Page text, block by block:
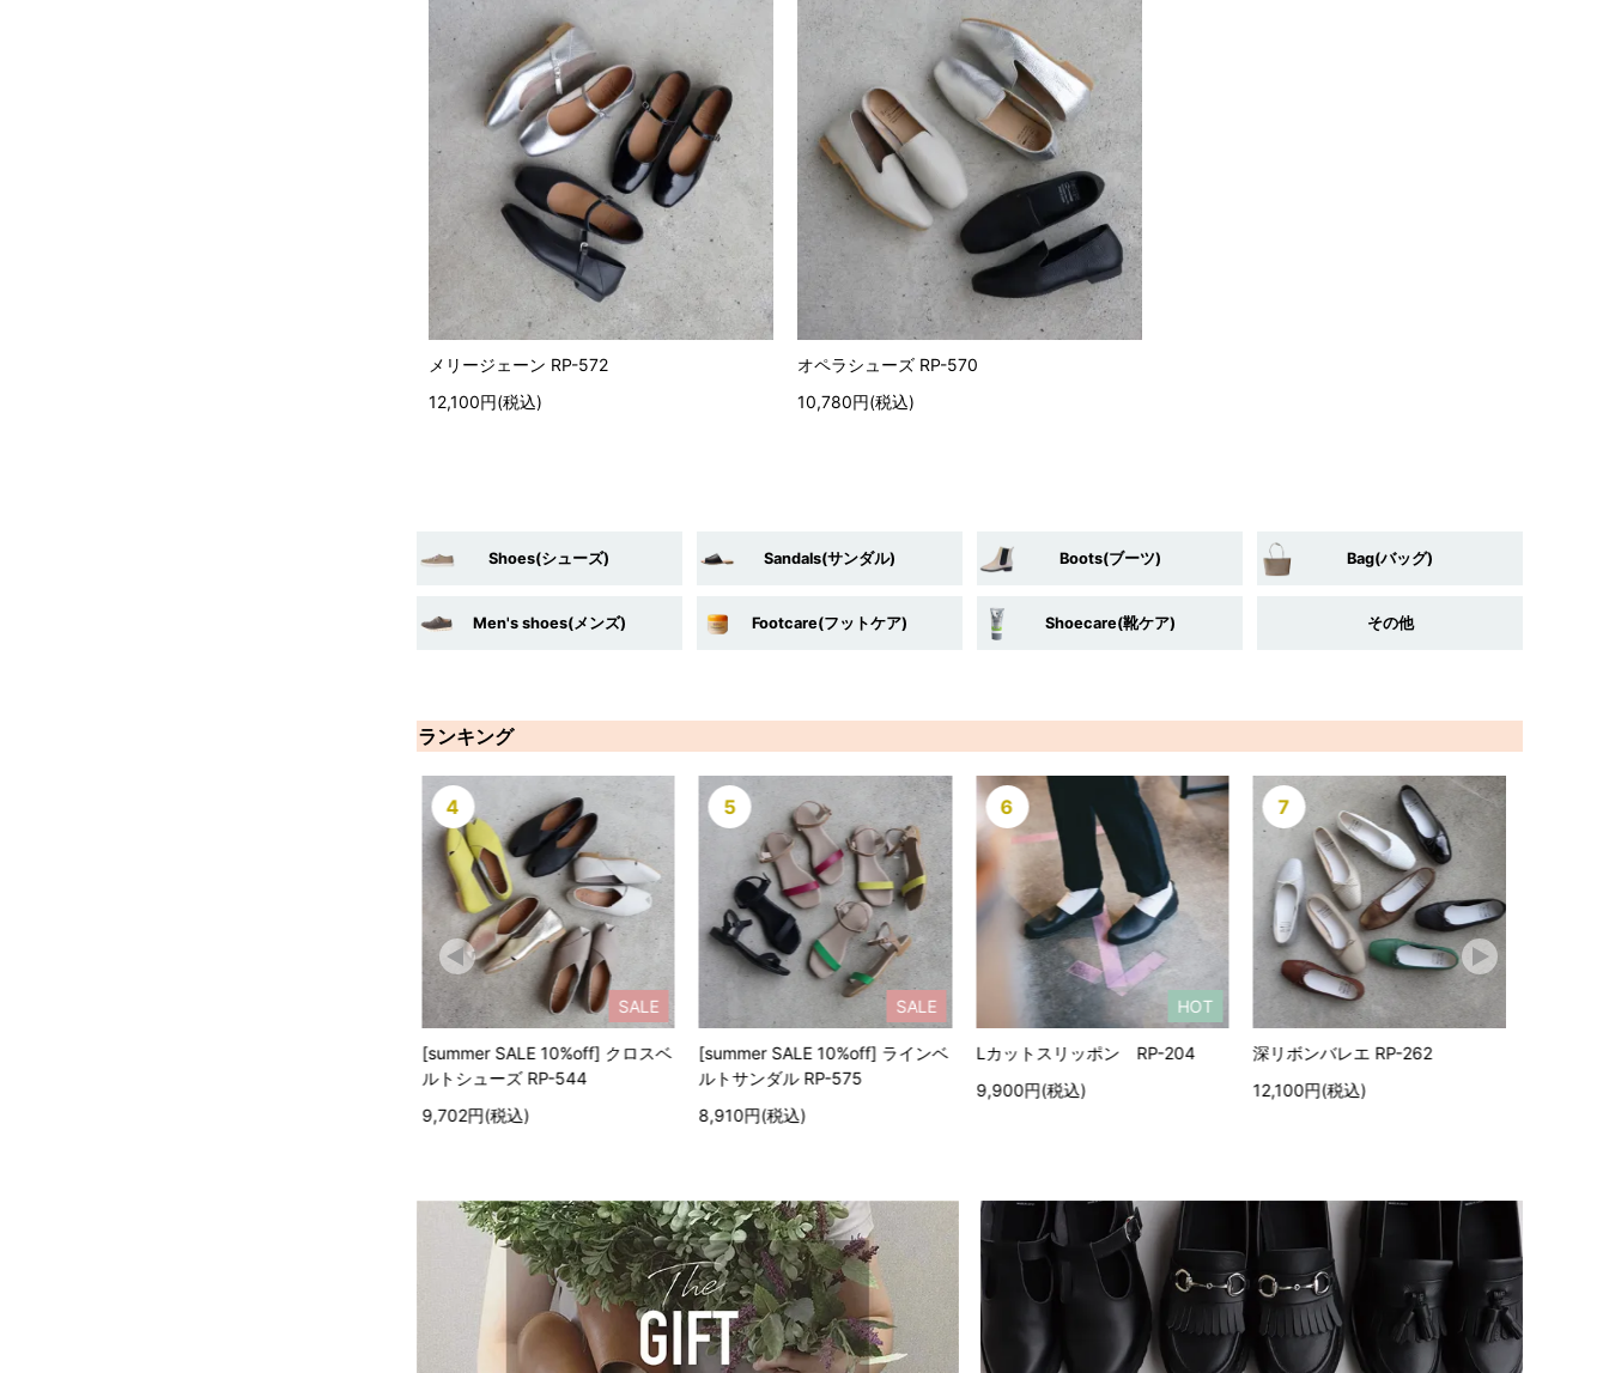
メリージェーン RP-572
12,100円(税込)
オペラシューズ RP-570
10,780円(税込)
Shoes(シューズ) Sandals(サンダル) Boots(ブーツ) Bag(バッグ)
Men's shoes(メンズ) Footcare(フットケア) Shoecare(靴ケア) その他
ランキング
SALE
[summer SALE 10%off] クロスベ
5
[summer SALE 10%off] ラインベ
ルトサンダル RP-575
8,910円(税込)
6
Lカットスリッポン RP-204
9,900円(税込)
深リボンバレエ RP-262
12,100円(税込)
8
ストラップシューズ RP-268
12,100円(税込)